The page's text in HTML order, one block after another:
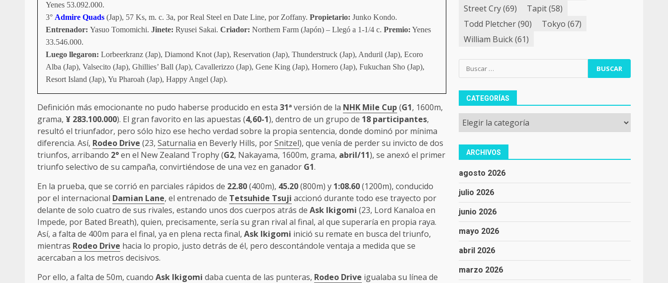
Yenes 53.092.000.
3° Admire Quads (Jap), 57 Ks, m. c. 3a, por Real Steel en Date Line, por Zoffany. Propietario: Junko Kondo.
Entrenador: Yasuo Tomomichi. Jinete: Ryusei Sakai. Criador: Northern Farm (Japón) – Llegó a 1-1/4 c. Premio: Yenes
33.546.000.
Luego llegaron: Lorbeerkranz (Jap), Diamond Knot (Jap), Reservation (Jap), Thunderstruck (Jap), Anduril (Jap), Ecoro
Alba (Jap), Valsecito (Jap), Ghillies’ Ball (Jap), Cavallerizzo (Jap), Gene King (Jap), Hornero (Jap), Fukuchan Sho (Jap),
Resort Island (Jap), Yu Pharoah (Jap), Happy Angel (Jap).
Definición más emocionante no pudo haberse producido en esta 31ªversión de la NHK Mile Cup (G1, 1600m,
grama, ¥ 283.100.000). El gran favorito en las apuestas (4,60-1), dentro de un grupo de 18 participantes,
resultó el triunfador, pero sólo hizo ese hecho verdad sobre la propia sentencia, donde dominó por mínima
diferencia. Así, Rodeo Drive (23, Saturnalia en Beverly Hills, porSnitzel), que venía de perder su invicto de dos
triunfos, arribando 2°en el New Zealand Trophy (G2, Nakayama, 1600m, grama, abril/11), se anexó el primer
triunfo selectivo de su campaña, convirtiéndose de una vez en ganador G1.
En la prueba, que se corrió en parciales rápidos de 22.80(400m), 45.20(800m) y 1:08.60(1200m), conducido
por el internacional Damian Lane, el entrenado de Tetsuhide Tsuji accionó durante todo ese trayecto por
delante de solo cuatro de sus rivales, estando unos dos cuerpos atrás de Ask Ikigomi (23, Lord Kanaloa en
Impede, por Bated Breath), quien, precisamente, sería su gran rival al final, al que superaría en propia raya.
Así, a falta de 400m para el final, ya en plena recta final, Ask Ikigomi inició su remate en busca del triunfo,
mientras Rodeo Drive hacia lo propio, justo detrás de él, pero descontándole ventaja a medida que se
acercaban a los metros decisivos.
Por ello, a falta de 50m, cuando Ask Ikigomi daba cuenta de las punteras, Rodeo Drive igualaba su línea de
Street Cry(69) Tapit(58)
Todd Pletcher(90) Tokyo (67)
William Buick(61)
Buscar:
CATEGORÍAS
Categorías
ARCHIVOS
agosto 2026
julio 2026
junio 2026
mayo 2026
abril 2026
marzo 2026